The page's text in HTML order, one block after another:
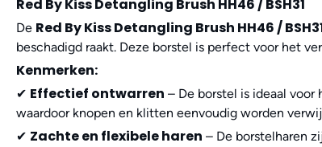
Red By Kiss Detangling Brush HH46 / BSH31
De Red By Kiss Detangling Brush HH46 /
beschadigd raakt. Deze borstel is perfect voor het
Kenmerken:
✔ Effectief ontwarren – De borstel is ideaal
waardoor knopen en klitten eenvoudig worden
✔ Zachte en flexibele haren – De borstelharen